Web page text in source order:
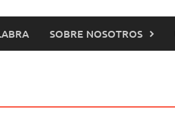
SOBRE NOSOTROS